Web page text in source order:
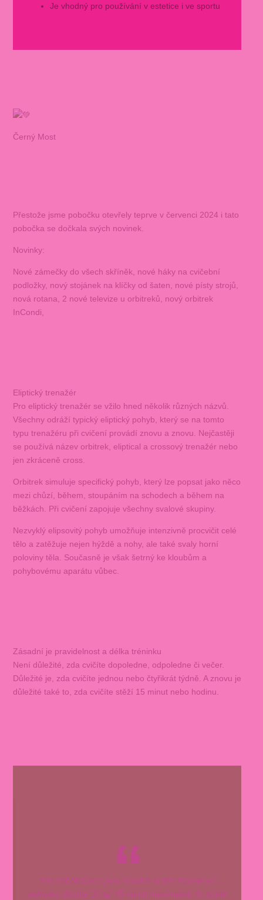
Je vhodný pro používání v estetice i ve sportu
Černý Most
Přestože jsme pobočku otevřely teprve v červenci 2024 i tato
pobočka se dočkala svých novinek.
Novinky:
Nové zámečky do všech skříněk, nové háky na cvičební
podložky, nový stojánek na klíčky od šaten, nové písty strojů,
nová rotana, 2 nové televize u orbitreků, nový orbitrek
InCondi,
Eliptický trenažér
Pro eliptický trenažér se vžilo hned několik různých názvů.
Všechny odráží typický eliptický pohyb, který se na tomto
typu trenažéru při cvičení provádí znovu a znovu. Nejčastěji
se používá název orbitrek, eliptical a crossový trenažér nebo
jen zkráceně cross.
Orbitrek simuluje specifický pohyb, který lze popsat jako něco
mezi chůzí, během, stoupáním na schodech a během na
běžkách. Při cvičení zapojuje všechny svalové skupiny.
Nezvyklý elipsovitý pohyb umožňuje intenzivně procvičit celé
tělo a zatěžuje nejen hýždě a nohy, ale také svaly horní
poloviny těla. Současně je však šetrný ke kloubům a
pohybovému aparátu vůbec.
Zásadní je pravidelnost a délka tréninku
Není důležité, zda cvičíte dopoledne, odpoledne či večer.
Důležité je, zda cvičíte jednou nebo čtyřikrát týdně. A znovu je
důležité také to, zda cvičíte stěží 15 minut nebo hodinu.
Pro začátečnice jsou vhodné kratší tréninkové
jednotky dlouhé 30 až 45 minut maximálně 4x týdně,